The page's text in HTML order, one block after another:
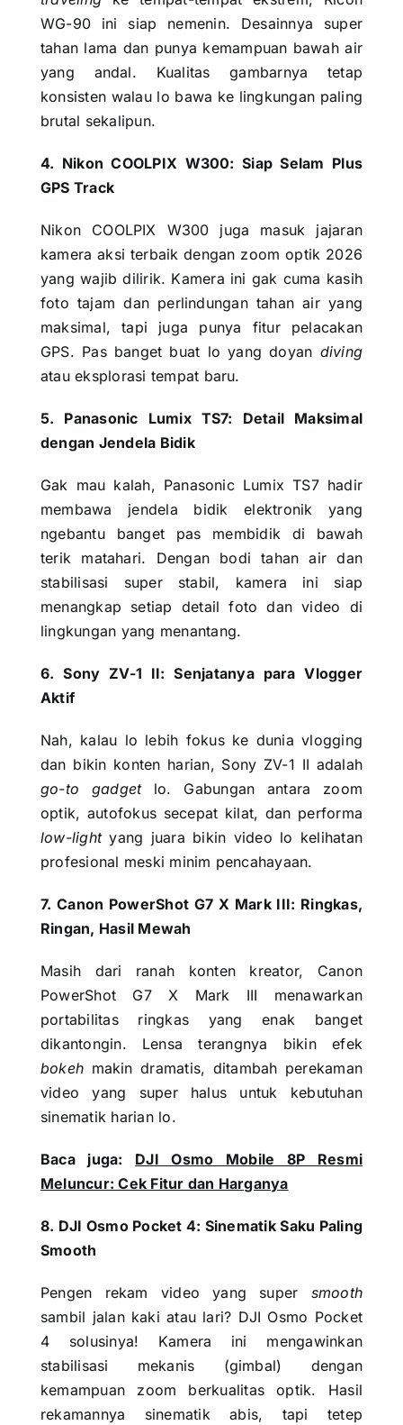
WG-90 ini siap nemenin. Desainnya super
tahan lama dan punya kemampuan bawah air
yang andal. Kualitas gambarnya tetap
konsisten walau lo bawa ke lingkungan paling
brutal sekalipun.
4. Nikon COOLPIX W300: Siap Selam Plus
GPS Track
Nikon COOLPIX W300 juga masuk jajaran
kamera aksi terbaik dengan zoom optik 2026
yang wajib dilirik. Kamera ini gak cuma kasih
foto tajam dan perlindungan tahan air yang
maksimal, tapi juga punya fitur pelacakan
GPS. Pas banget buat lo yang doyan diving
atau eksplorasi tempat baru.
5. Panasonic Lumix TS7: Detail Maksimal
dengan Jendela Bidik
Gak mau kalah, Panasonic Lumix TS7 hadir
membawa jendela bidik elektronik yang
ngebantu banget pas membidik di bawah
terik matahari. Dengan bodi tahan air dan
stabilisasi super stabil, kamera ini siap
menangkap setiap detail foto dan video di
lingkungan yang menantang.
6. Sony ZV-1 II: Senjatanya para Vlogger
Aktif
Nah, kalau lo lebih fokus ke dunia vlogging
dan bikin konten harian, Sony ZV-1 II adalah
go-to gadgetlo. Gabungan antara zoom
optik, autofokus secepat kilat, dan performa
low-lightyang juara bikin video lo kelihatan
profesional meski minim pencahayaan.
7. Canon PowerShot G7 X Mark III: Ringkas,
Ringan, Hasil Mewah
Masih dari ranah konten kreator, Canon
PowerShot G7 X Mark III menawarkan
portabilitas ringkas yang enak banget
dikantongin. Lensa terangnya bikin efek
bokeh makin dramatis, ditambah perekaman
video yang super halus untuk kebutuhan
sinematik harian lo.
Baca juga: DJI Osmo Mobile 8P Resmi
Meluncur: Cek Fitur dan Harganya
8. DJI Osmo Pocket 4: Sinematik Saku Paling
Smooth
Pengen rekam video yang super smooth
sambil jalan kaki atau lari? DJI Osmo Pocket
4 solusinya! Kamera ini mengawinkan
stabilisasi mekanis (gimbal) dengan
kemampuan zoom berkualitas optik. Hasil
rekamannya sinematik abis, tapi tetep